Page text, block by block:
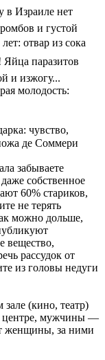
в Израиле нет
и густой
отвар из сока
Яйца паразитов
и изжогу...
молодость:
чувство,
де Соммери
забываете
собственное
60% стариков,
не терять
можно дольше,
вещество,
рассудок от
из головы недуги
(кино, театр)
центре, мужчины —
женщины, за ними